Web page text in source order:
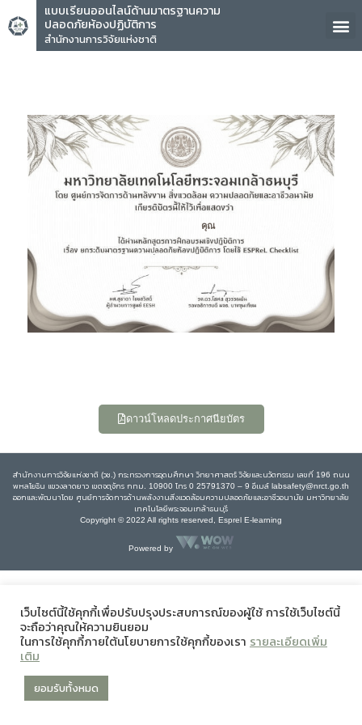
แบบเรียนออนไลน์ด้านมาตรฐานความ
ปลอดภัยห้องปฏิบัติการ
สำนักงานการวิจัยแห่งชาติ
คุณ
ดาวน์โหลดประกาศนียบัตร
สำนักงานการวิจัยแห่งชาติ (วช.) กระทรวงการอุดมศึกษา วิทยาศาสตร์ วิจัยและนวัตกรรม เลขที่ 196 ถนน
พหลโยธิน แขวงลาดยาว เขตจตุจักร กทม. 10900 โทร 0 25791370 – 9 อีเมล์ labsafety@nrct.go.th
ออกและพัฒนาโดย ศูนย์การจัดการด้านพลังงานสิ่งแวดล้อมความปลอดภัยและอาชีวอนามัย มหาวิทยาลัย
เทคโนโลยีพระจอมเกล้าธนบุรี
Copyright © 2022 All rights reserved, Esprel E-learning
Powered by
เว็บไซต์นี้ใช้คุกกี้เพื่อปรับปรุงประสบการณ์ของผู้ใช้ การใช้เว็บไซต์นี้
จะถือว่าคุณให้ความยินยอม
ในการใช้คุกกี้ภายใต้นโยบายการใช้คุกกี้ของเรา รายละเอียดเพิ่ม
เติม
ยอมรับทั้งหมด